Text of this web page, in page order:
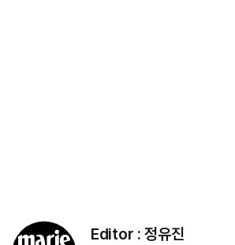
Editor :정유진